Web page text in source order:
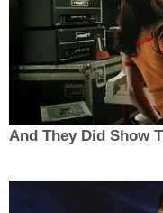
And They Did Show